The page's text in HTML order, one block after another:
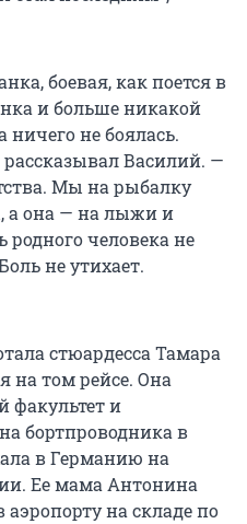
боевая, как поется в
и больше никакой
ничего не боялась.
рассказывал Василий. —
Мы на рыбалку
а она — на лыжи и
родного человека не
не утихает.
стюардесса Тамара
на том рейсе. Она
факультет и
бортпроводника в
в Германию на
Ее мама Антонина
на складе по